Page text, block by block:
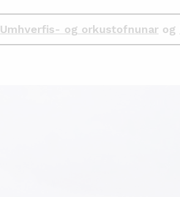
Umhverfis- og orkustofnunar og